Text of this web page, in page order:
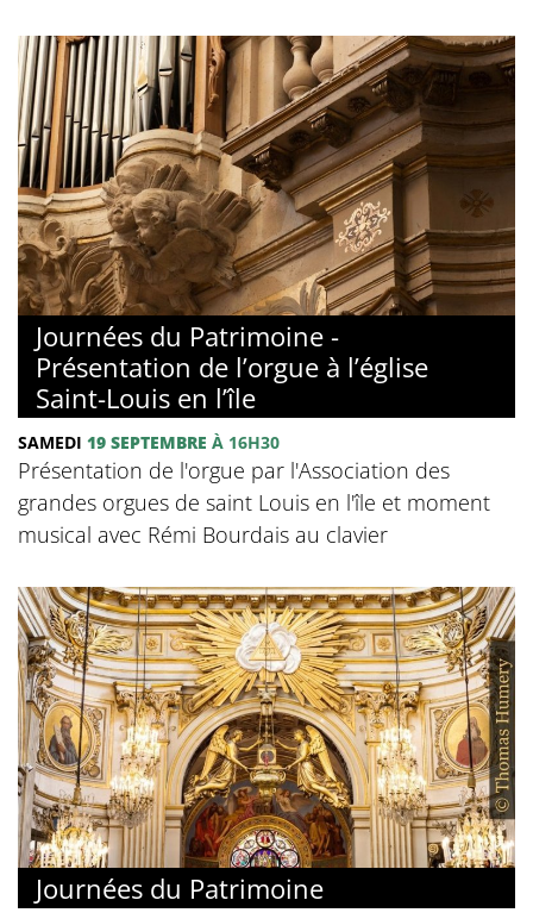
Journées du Patrimoine -
Présentation de l’orgue à l’église
Saint-Louis en l’île
SAMEDI 19 SEPTEMBRE À 16H30
Présentation de l'orgue par l'Association des
grandes orgues de saint Louis en l'île et moment
musical avec Rémi Bourdais au clavier
Journées du Patrimoine